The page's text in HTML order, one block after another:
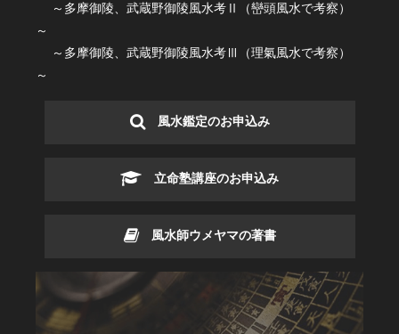
～多摩御陵、武蔵野御陵風水考Ⅱ（巒頭風水で考察）
～
～多摩御陵、武蔵野御陵風水考Ⅲ（理氣風水で考察）
～
風水鑑定のお申込み
立命塾講座のお申込み
風水師ウメヤマの著書